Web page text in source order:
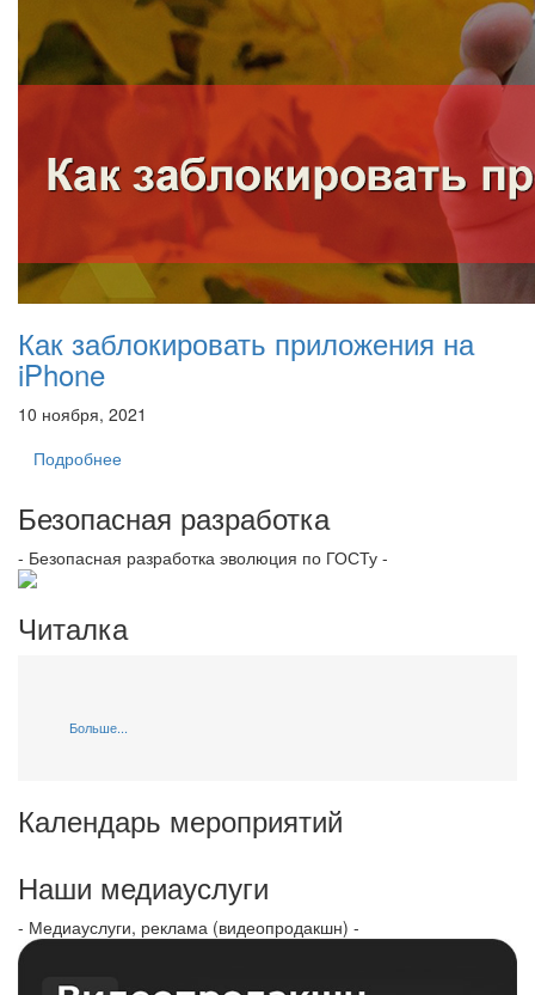
Как заблокировать приложения на
iPhone
10 ноября, 2021
Подробнее
Безопасная разработка
- Безопасная разработка эволюция по ГОСТу -
Читалка
Больше...
Календарь мероприятий
Наши медиауслуги
- Медиауслуги, реклама (видеопродакшн) -